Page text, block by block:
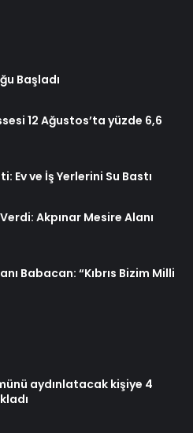
Başladı
12 Ağustos’ta yüzde 6,6
Ev ve İş Yerlerini Su Bastı
Akpınar Mesire Alanı
Babacan: “Kıbrıs Bizim Milli
aydınlatacak kişiye 4